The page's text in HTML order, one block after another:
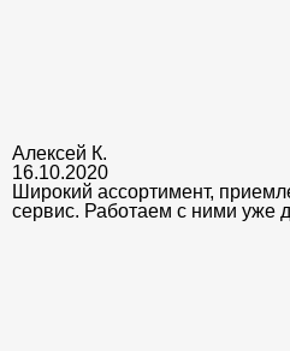
Алексей К.
16.10.2020
Широкий ассортимент,
сервис. Работаем с ними уже